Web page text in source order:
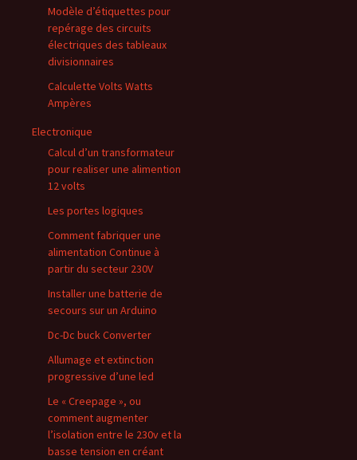
Modèle d’étiquettes pour
repérage des circuits
électriques des tableaux
divisionnaires
Calculette Volts Watts
Ampères
Electronique
Calcul d’un transformateur
pour realiser une alimention
12 volts
Les portes logiques
Comment fabriquer une
alimentation Continue à
partir du secteur 230V
Installer une batterie de
secours sur un Arduino
Dc-Dc buck Converter
Allumage et extinction
progressive d’une led
Le « Creepage », ou
comment augmenter
l’isolation entre le 230v et la
basse tension en créant